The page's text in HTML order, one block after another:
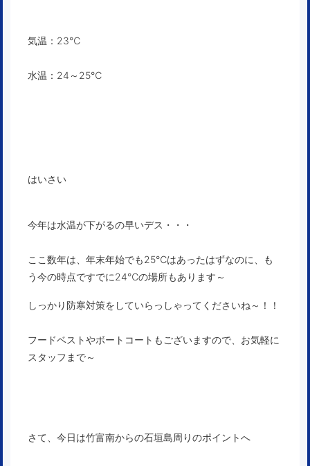
気温：23℃
水温：24～25℃
はいさい
今年は水温が下がるの早いデス・・・
ここ数年は、年末年始でも25℃はあったはずなのに、も
う今の時点ですでに24℃の場所もあります～
しっかり防寒対策をしていらっしゃってくださいね～！！
フードベストやボートコートもございますので、お気軽に
スタッフまで～
さて、今日は竹富南からの石垣島周りのポイントへ